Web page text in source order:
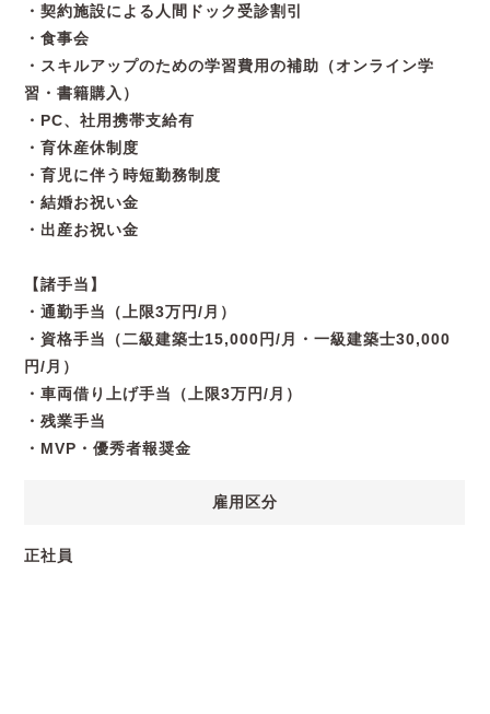
・契約施設による人間ドック受診割引
・食事会
・スキルアップのための学習費用の補助（オンライン学
習・書籍購入）
・PC、社用携帯支給有
・育休産休制度
・育児に伴う時短勤務制度
・結婚お祝い金
・出産お祝い金
【諸手当】
・通勤手当（上限3万円/月）
・資格手当（二級建築士15,000円/月・一級建築士30,000
円/月）
・車両借り上げ手当（上限3万円/月）
・残業手当
・MVP・優秀者報奨金
雇用区分
正社員